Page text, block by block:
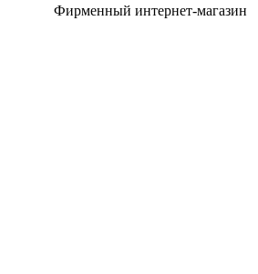
Фирменный интернет-магазин